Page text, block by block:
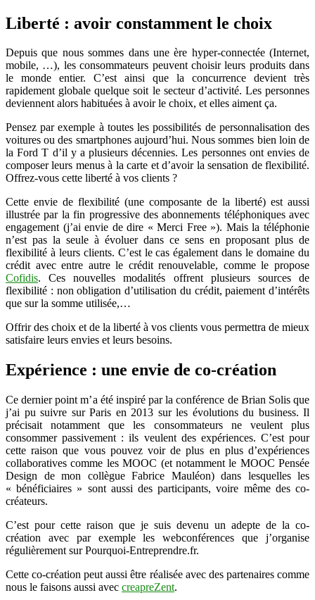
Liberté : avoir constamment le choix
Depuis que nous sommes dans une ère hyper-connectée (Internet,
mobile, …), les consommateurs peuvent choisir leurs produits dans
le monde entier. C’est ainsi que la concurrence devient très
rapidement globale quelque soit le secteur d’activité. Les personnes
deviennent alors habituées à avoir le choix, et elles aiment ça.
Pensez par exemple à toutes les possibilités de personnalisation des
voitures ou des smartphones aujourd’hui. Nous sommes bien loin de
la Ford T d’il y a plusieurs décennies. Les personnes ont envies de
composer leurs menus à la carte et d’avoir la sensation de flexibilité.
Offrez-vous cette liberté à vos clients ?
Cette envie de flexibilité (une composante de la liberté) est aussi
illustrée par la fin progressive des abonnements téléphoniques avec
engagement (j’ai envie de dire « Merci Free »). Mais la téléphonie
n’est pas la seule à évoluer dans ce sens en proposant plus de
flexibilité à leurs clients. C’est le cas également dans le domaine du
crédit avec entre autre le crédit renouvelable, comme le propose
Cofidis. Ces nouvelles modalités offrent plusieurs sources de
flexibilité : non obligation d’utilisation du crédit, paiement d’intérêts
que sur la somme utilisée,…
Offrir des choix et de la liberté à vos clients vous permettra de mieux
satisfaire leurs envies et leurs besoins.
Expérience : une envie de co-création
Ce dernier point m’a été inspiré par la conférence de Brian Solis que
j’ai pu suivre sur Paris en 2013 sur les évolutions du business. Il
précisait notamment que les consommateurs ne veulent plus
consommer passivement : ils veulent des expériences. C’est pour
cette raison que vous pouvez voir de plus en plus d’expériences
collaboratives comme les MOOC (et notamment le MOOC Pensée
Design de mon collègue Fabrice Mauléon) dans lesquelles les
« bénéficiaires » sont aussi des participants, voire même des co-
créateurs.
C’est pour cette raison que je suis devenu un adepte de la co-
création avec par exemple les webconférences que j’organise
régulièrement sur Pourquoi-Entreprendre.fr.
Cette co-création peut aussi être réalisée avec des partenaires comme
nous le faisons aussi avec creapreZent.